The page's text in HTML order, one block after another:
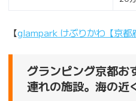
【glampark けぶりかわ【京都
グランピング京都お
連れの施設。海の近